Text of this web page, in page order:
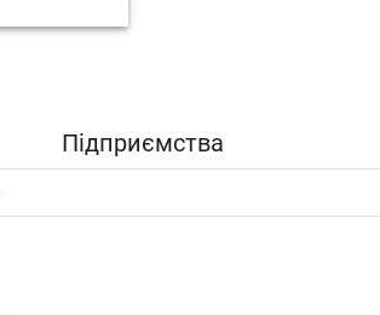
Підприємства